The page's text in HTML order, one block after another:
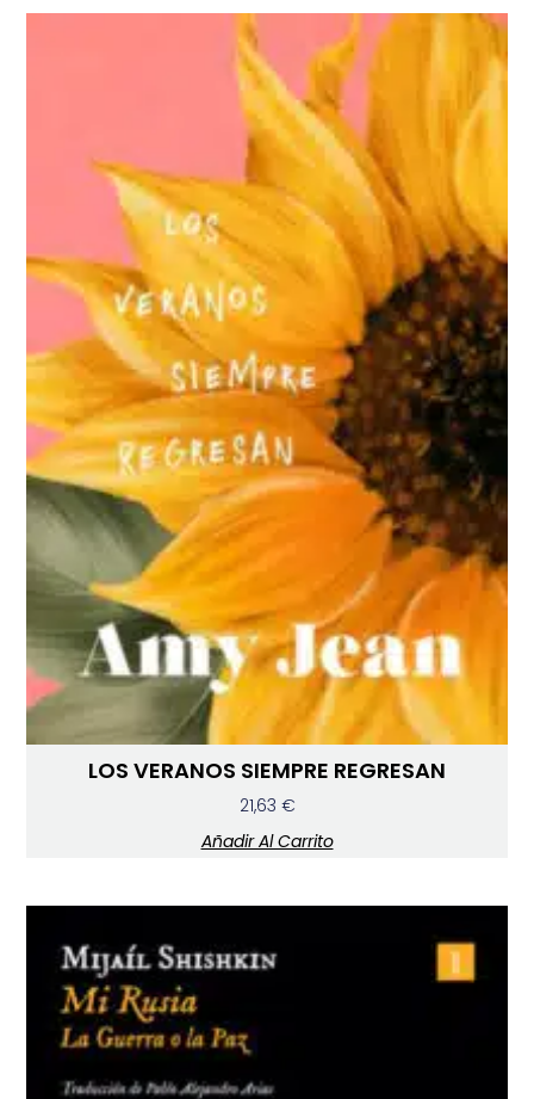
LOS VERANOS SIEMPRE REGRESAN
21,63 €
Añadir Al Carrito